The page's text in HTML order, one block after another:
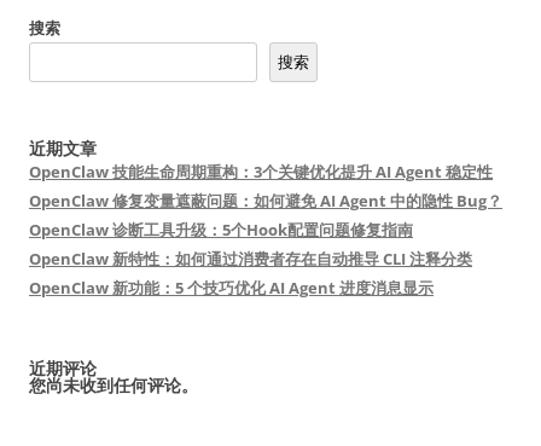
搜索
搜索
近期文章
OpenClaw 技能生命周期重构：3个关键优化提升 AI Agent 稳定性
OpenClaw 修复变量遮蔽问题：如何避免 AI Agent 中的隐性 Bug？
OpenClaw 诊断工具升级：5个Hook配置问题修复指南
OpenClaw 新特性：如何通过消费者存在自动推导 CLI 注释分类
OpenClaw 新功能：5 个技巧优化 AI Agent 进度消息显示
近期评论
您尚未收到任何评论。